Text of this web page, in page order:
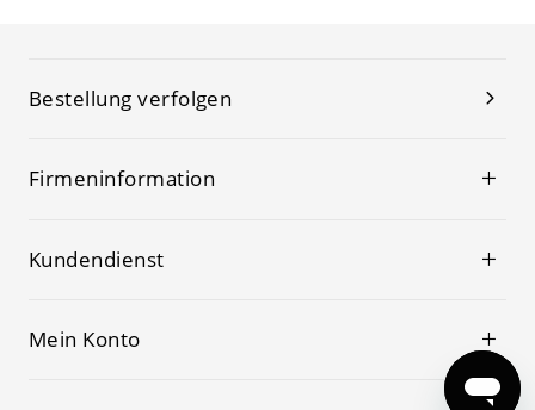
Bestellung verfolgen
Firmeninformation
Kundendienst
Mein Konto